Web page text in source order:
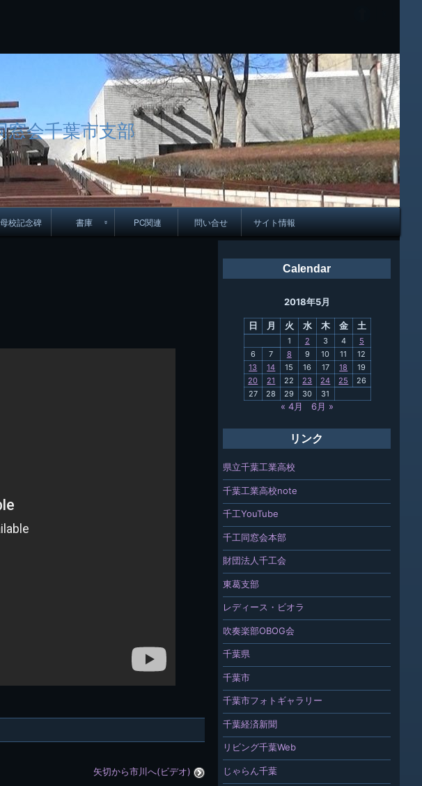
窓会千葉市支部
文化祭
の実習
第一応援歌
母校記念碑 書庫 PC関連 問い合せ サイト情報
矢切から市川へ(ビデオ)
Calendar
2018年5月
日 月 火 水 木 金 土
1 2 3 4
5
6
7 8 9 10 11
12
13
14 15 16 17 18
19
20
21 22 23 24 25
26
27
28 29 30 31
« 4月 6月 »
リンク
県立千葉工業高校
千葉工業高校note
千工YouTube
千工同窓会本部
財団法人千工会
東葛支部
レディース・ビオラ
吹奏楽部OBOG会
千葉県
千葉市
千葉市フォトギャラリー
千葉経済新聞
リビング千葉Web
じゃらん千葉